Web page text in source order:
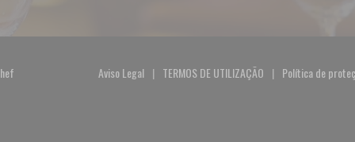
((abre numa nova janela))Aviso Legal
((abre numa nova janela))
TERMOS DE UTILIZAÇÃO
((abre numa nova janela))
Política de